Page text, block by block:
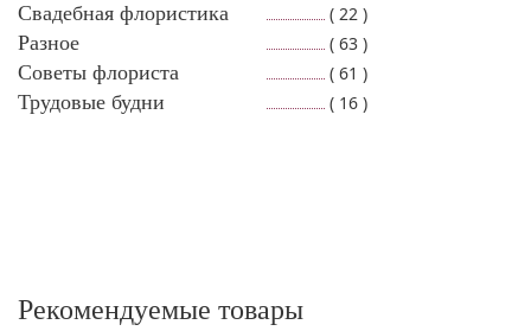
Свадебная флористика ( 22 )
Разное ( 63 )
Советы флориста ( 61 )
Трудовые будни ( 16 )
Рекомендуемые товары